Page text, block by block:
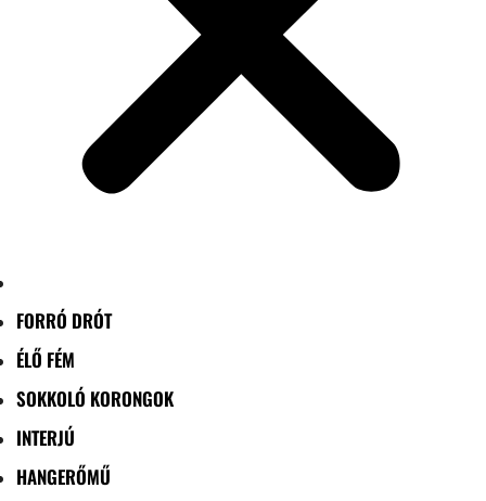
FORRÓ DRÓT
ÉLŐ FÉM
SOKKOLÓ KORONGOK
INTERJÚ
HANGERŐMŰ